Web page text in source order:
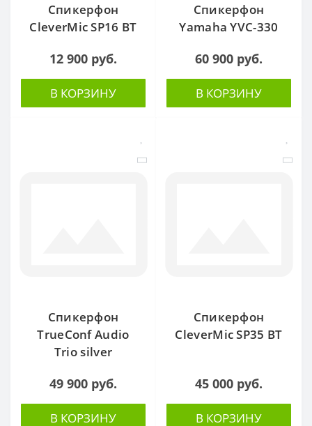
Спикерфон
CleverMic SP16 BT
12 900 руб.
В КОРЗИНУ
Спикерфон
Yamaha YVC-330
60 900 руб.
В КОРЗИНУ
Спикерфон
TrueConf Audio
Trio silver
49 900 руб.
В КОРЗИНУ
Спикерфон
CleverMic SP35 BT
45 000 руб.
В КОРЗИНУ